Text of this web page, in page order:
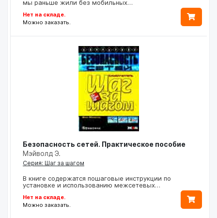
мы раньше жили без мобильных…
Нет на складе.
Можно заказать.
Безопасность сетей. Практическое пособие
Мэйволд Э.
Серия: Шаг за шагом
В книге содержатся пошаговые инструкции по
установке и использованию межсетевых…
Нет на складе.
Можно заказать.